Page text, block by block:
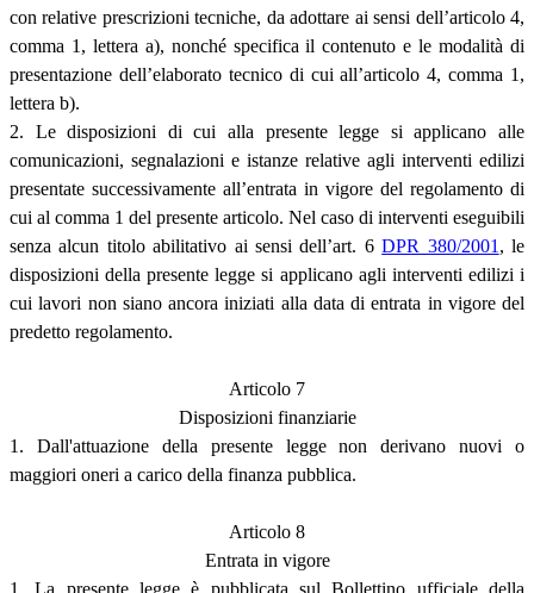
con relative prescrizioni tecniche, da adottare ai sensi dell’articolo 4,
comma 1, lettera a), nonché specifica il contenuto e le modalità di
presentazione dell’elaborato tecnico di cui all’articolo 4, comma 1,
lettera b).
2. Le disposizioni di cui alla presente legge si applicano alle
comunicazioni, segnalazioni e istanze relative agli interventi edilizi
presentate successivamente all’entrata in vigore del regolamento di
cui al comma 1 del presente articolo. Nel caso di interventi eseguibili
senza alcun titolo abilitativo ai sensi dell’art. 6DPR 380/2001 , le
disposizioni della presente legge si applicano agli interventi edilizi i
cui lavori non siano ancora iniziati alla data di entrata in vigore del
predetto regolamento.
Articolo 7
Disposizioni finanziarie
1. Dall'attuazione della presente legge non derivano nuovi o
maggiori oneri a carico della finanza pubblica.
Articolo 8
Entrata in vigore
1. La presente legge è pubblicata sul Bollettino ufficiale della